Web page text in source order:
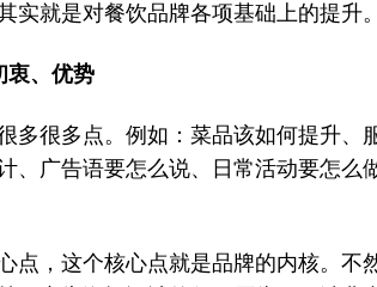
实就是对餐饮品牌各项基础上的提升
衷、优势
多很多点。例如：菜品该如何提升、
、广告语要怎么说、日常活动要怎么
点，这个核心点就是品牌的内核。不